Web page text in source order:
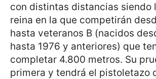
con distintas distancias siendo
reina en la que competirán
hasta veteranos B (nacidos
hasta 1976 y anteriores) que
completar 4.800 metros. Su
primera y tendrá el pistoletazo